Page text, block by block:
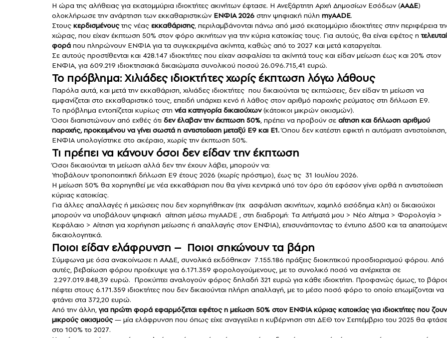
Η ώρα της αλήθειας για εκατομμύρια ιδιοκτήτες ακινήτων έφτασε. Η Ανεξάρτητη Αρχή Δημοσίων Εσόδων (ΑΑΔΕ)
ολοκλήρωσε την ανάρτηση των εκκαθαριστικών ΕΝΦΙΑ 2026 στην ψηφιακή πύλη myAADE.
Στους κερδισμένουςτης νέας εκκαθάρισης, περιλαμβάνονται πάνω από μισό εκατομμύριο ιδιοκτήτες στην περιφέρεια
χώρας, που είχαν έκπτωση 50% στον φόρο ακινήτων για την κύρια κατοικίας τους. Για αυτούς, θα είναι εφέτος η
φορά που πληρώνουν ΕΝΦΙΑ για τα συγκεκριμένα ακίνητα, καθώς από το 2027 και μετά καταργείται.
Σε αυτούς προστίθενται και 428.147 ιδιοκτήτες που είχαν ασφαλίσει τα ακίνητά τους και είδαν μείωση έως και 20% στον
ΕΝΦΙΑ, για 609.219 ιδιοκτησιακά δικαιώματα συνολικού ποσού 26.096.715,41 ευρώ.
Το πρόβλημα: Χιλιάδες ιδιοκτήτες χωρίς έκπτωση λόγω λάθους
Παρόλα αυτά, και μετά την εκκαθάριση, χιλιάδες ιδιοκτήτες που δικαιούνται τις εκπτώσεις, δεν είδαν τη μείωση να
εμφανίζεται στο εκκαθαριστικό τους, επειδή υπάρχει κενό ή λάθος στον αριθμό παροχής ρεύματος στη δήλωση Ε9.
Το πρόβλημα εντοπίζεται κυρίως στη νέα κατηγορία δικαιούχων(κάτοικοι μικρών οικισμών).
Όσοι διαπιστώνουν από εχθές ότι δεν έλαβαν την έκπτωση 50%, πρέπει να προβούν σε αίτηση και δήλωση αριθμού
παροχής, προκειμένου να γίνει σωστά η αντιστοίχιση μεταξύ Ε9 και Ε1.Όπου δεν κατέστη εφικτή η αυτόματη
ΕΝΦΙΑ υπολογίστηκε στο ακέραιο, χωρίς την έκπτωση 50%.
Τι πρέπει να κάνουν όσοι δεν είδαν την έκπτωση
Όσοι δικαιούνται τη μείωση αλλά δεν την έχουν λάβει, μπορούν να:
Υποβάλουν τροποποιητική δήλωση Ε9 έτους 2026 (χωρίς πρόστιμο), έως τις 31 Ιουλίου 2026.
Η μείωση 50% θα χορηγηθεί με νέα εκκαθάριση που θα γίνει κεντρικά υπό τον όρο ότι εφόσον γίνει ορθά η αντιστοίχιση
κύριας κατοικίας.
Για άλλες απαλλαγές ή μειώσεις που δεν χορηγήθηκαν (πχ ασφάλιση ακινήτων, χαμηλό εισόδημα κλπ) οι δικαιούχοι
μπορούν να υποβάλουν ψηφιακή αίτηση μέσω myAADE , στη διαδρομή: Τα Αιτήματά μου > Νέο Αίτημα > Φορολογία >
Κεφάλαιο > Αίτηση για χορήγηση μείωσης ή απαλλαγής στον ΕΝΦΙΑ), επισυνάπτοντας το έντυπο Δ500 και τα
δικαιολογητικά.
Ποιοι είδαν ελάφρυνση – Ποιοι σηκώνουν τα βάρη
Σύμφωνα με όσα ανακοίνωσε η ΑΑΔΕ, συνολικά εκδόθηκαν 7.155.186 πράξεις διοικητικού προσδιορισμού φόρου. Από
αυτές, βεβαίωση φόρου προέκυψε για 6.171.359 φορολογούμενους, με το συνολικό ποσό να ανέρχεται σε
2.297.019.848,39 ευρώ. Προκύπτει αναλογούν φόρος δηλαδή 321 ευρώ για κάθε ιδιοκτήτη. Προφανώς όμως, το
πέφτει στους 6.171.359 ιδιοκτήτες που δεν δικαιούνται πλήρη απαλλαγή, με το μέσο ποσό φόρο το οποίο επωμίζονται να
φτάνει στα 372,20 ευρώ.
Από την άλλη, για πρώτη φορά εφαρμόζεται εφέτος η μείωση 50% στον ΕΝΦΙΑ κύριας κατοικίας για ιδιοκτήτες που
μικρούς οικισμούς— μία ελάφρυνση που όπως είχε αναγγείλει η κυβέρνηση στη ΔΕΘ τον Σεπτέμβριο του 2025 θα
στο 100% το 2027.